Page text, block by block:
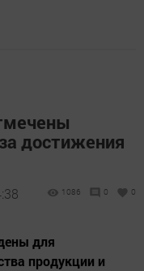
достижения
1086 0 0
для
продукции и